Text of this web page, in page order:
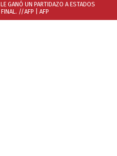
GANÓ UN PARTIDAZO A ESTADOS
FINAL. //AFP | AFP